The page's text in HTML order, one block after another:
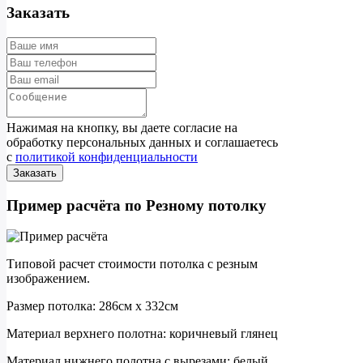
Заказать
Нажимая на кнопку, вы даете согласие на
обработку персональных данных и соглашаетесь
с политикой конфиденциальности
Пример расчёта по Резному потолку
Типовой расчет стоимости потолка с резным
изображением.
Размер потолка: 286см x 332см
Материал верхнего полотна: коричневый глянец